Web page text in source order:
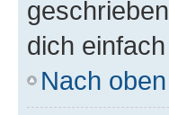
dich
Nach oben